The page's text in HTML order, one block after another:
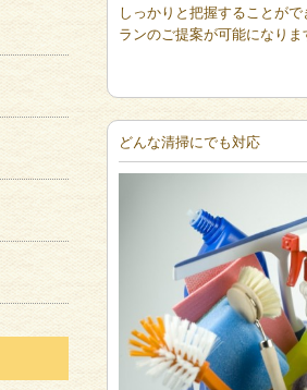
しっかりと把握することが
ランのご提案が可能になりま
どんな清掃にでも対応